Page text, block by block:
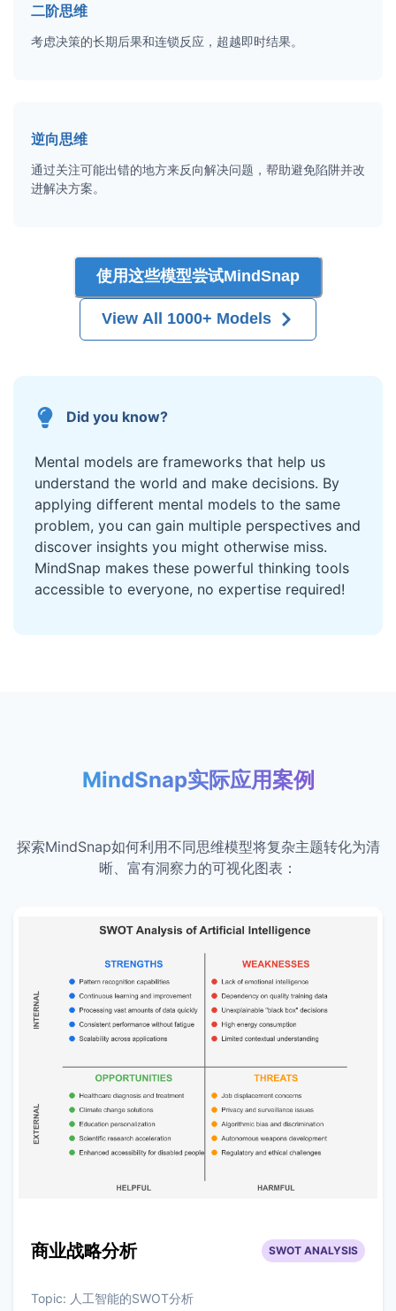
二阶思维
考虑决策的长期后果和连锁反应，超越即时结果。
逆向思维
通过关注可能出错的地方来反向解决问题，帮助避免陷阱并改
进解决方案。
使用这些模型尝试MindSnap
View All 1000+ Models
Did you know?
Mental models are frameworks that help us
understand the world and make decisions. By
applying different mental models to the same
problem, you can gain multiple perspectives and
discover insights you might otherwise miss.
MindSnap makes these powerful thinking tools
accessible to everyone, no expertise required!
MindSnap实际应用案例
探索MindSnap如何利用不同思维模型将复杂主题转化为清
晰、富有洞察力的可视化图表：
商业战略分析 SWOT ANALYSIS
Topic: 人工智能的SWOT分析